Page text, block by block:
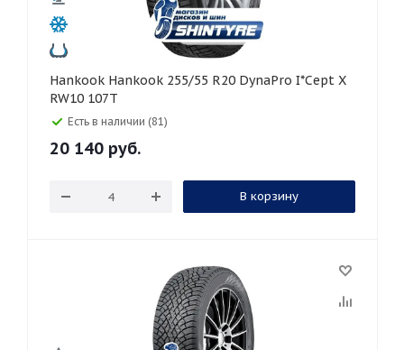
Hankook Hankook 255/55 R20 DynaPro I*Cept X
RW10 107T
Есть в наличии (81)
20 140 руб.
В корзину